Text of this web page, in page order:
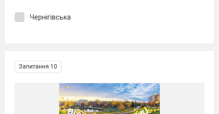
Чернігівська
Запитання 10